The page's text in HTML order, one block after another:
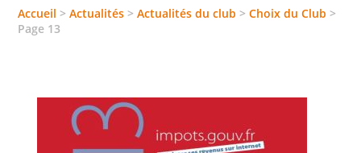
Accueil >Actualités >Actualités du club >Choix du Club >
Page 13